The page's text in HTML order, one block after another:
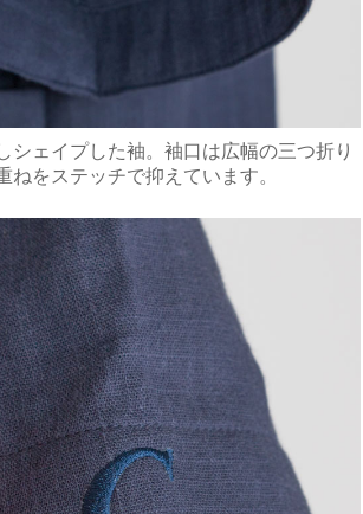
シェイプした袖。袖口は広幅の三つ折り
ねをステッチで抑えています。